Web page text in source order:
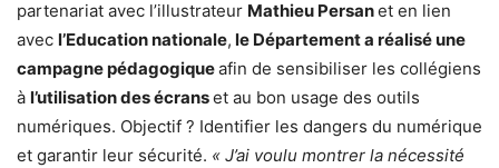
partenariat avec l’illustrateur Mathieu Persanet en lien
avec l’Education nationale, le Département a réalisé une
campagne pédagogiqueafin de sensibiliser les collégiens
à l’utilisation des écranset au bon usage des outils
numériques. Objectif ? Identifier les dangers du numérique
et garantir leur sécurité. « J’ai voulu montrer la nécessité